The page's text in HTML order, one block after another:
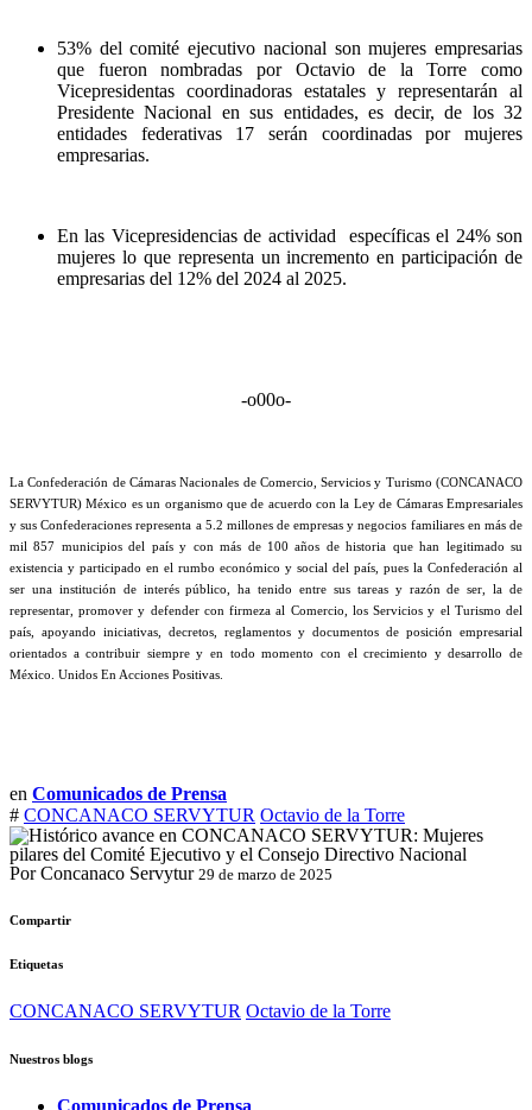
53% del comité ejecutivo nacional son mujeres empresarias
que fueron nombradas por Octavio de la Torre como
Vicepresidentas coordinadoras estatales y representarán al
Presidente Nacional en sus entidades, es decir, de los 32
entidades federativas 17 serán coordinadas por mujeres
empresarias.
En las Vicepresidencias de actividad específicas el 24% son
mujeres lo que representa un incremento en participación de
empresarias del 12% del 2024 al 2025.
-o00o-
La Confederación de Cámaras Nacionales de Comercio, Servicios y Turismo (CONCANACO
SERVYTUR) México es un organismo que de acuerdo con la Ley de Cámaras Empresariales
y sus Confederaciones representa a 5.2 millones de empresas y negocios familiares en más de
mil 857 municipios del país y con más de 100 años de historia que han legitimado su
existencia y participado en el rumbo económico y social del país, pues la Confederación al
ser una institución de interés público, ha tenido entre sus tareas y razón de ser, la de
representar, promover y defender con firmeza al Comercio, los Servicios y el Turismo del
país, apoyando iniciativas, decretos, reglamentos y documentos de posición empresarial
orientados a contribuir siempre y en todo momento con el crecimiento y desarrollo de
México. Unidos En Acciones Positivas.
en Comunicados de Prensa
# CONCANACO SERVYTUR Octavio de la Torre
Por Concanaco Servytur 29 de marzo de 2025
Compartir
Etiquetas
CONCANACO SERVYTUR Octavio de la Torre
Nuestros blogs
Comunicados de Prensa